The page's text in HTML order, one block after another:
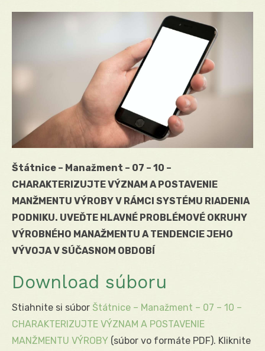
Štátnice – Manažment – 07 – 10 –
CHARAKTERIZUJTE VÝZNAM A POSTAVENIE
MANŽMENTU VÝROBY V RÁMCI SYSTÉMU RIADENIA
PODNIKU. UVEĎTE HLAVNÉ PROBLÉMOVÉ OKRUHY
VÝROBNÉHO MANAŽMENTU A TENDENCIE JEHO
VÝVOJA V SÚČASNOM OBDOBÍ
Download súboru
Stiahnite si súbor Štátnice – Manažment – 07 – 10 –
CHARAKTERIZUJTE VÝZNAM A POSTAVENIE
MANŽMENTU VÝROBY (súbor vo formáte PDF). Kliknite